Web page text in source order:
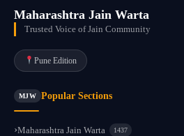
Maharashtra Jain Warta
Trusted Voice of Jain Community
Pune Edition
MJW Popular Sections
Maharashtra Jain Warta 1437